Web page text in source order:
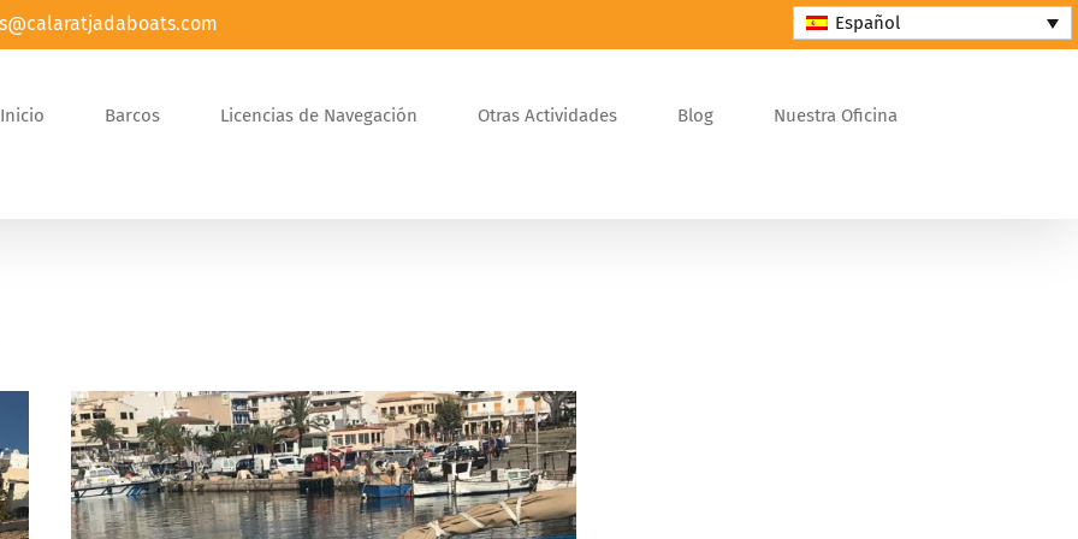
Inicio Barcos Licencias de Navegación Otras Actividades Blog Nuestra Oficina
Español